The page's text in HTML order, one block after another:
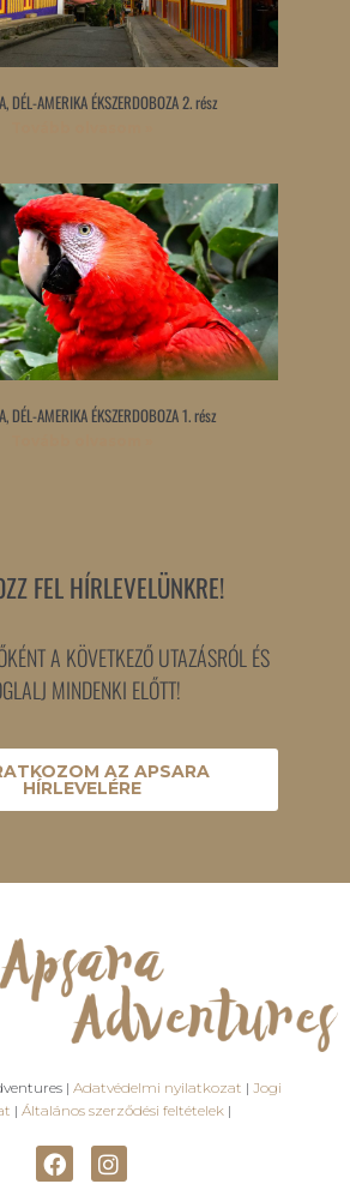
DÉL-AMERIKA ÉKSZERDOBOZA 2. rész
DÉL-AMERIKA ÉKSZERDOBOZA 1. rész
FEL HÍRLEVELÜNKRE!
A KÖVETKEZŐ UTAZÁSRÓL ÉS
MINDENKI ELŐTT!
AZ APSARA
HÍRLEVELÉRE
| Adatvédelmi nyilatkozat | Jogi
| Általános szerződési feltételek |